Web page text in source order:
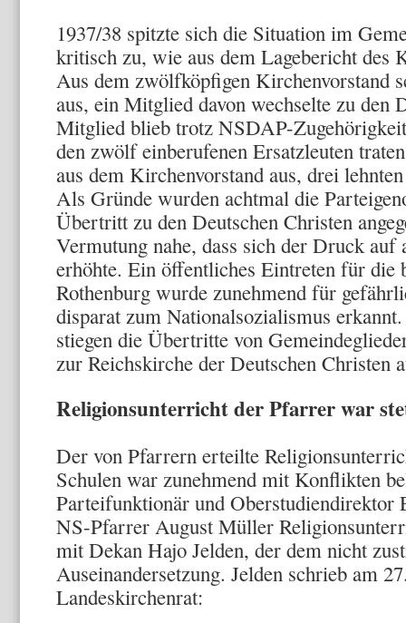
1937/38 spitzte sich die Situation im
kritisch zu, wie aus dem Lagebericht des
Aus dem zwölfköpfigen Kirchenvorstand
aus, ein Mitglied davon wechselte zu den
Mitglied blieb trotz NSDAP-
den zwölf einberufenen Ersatzleuten
aus dem Kirchenvorstand aus, drei
Als Gründe wurden achtmal die
Übertritt zu den Deutschen Christen
Vermutung nahe, dass sich der Druck
erhöhte. Ein öffentliches Eintreten für die
Rothenburg wurde zunehmend für
disparat zum Nationalsozialismus
stiegen die Übertritte von
zur Reichskirche der Deutschen Christen
Religionsunterricht der Pfarrer war
Der von Pfarrern erteilte
Schulen war zunehmend mit Konflikten
Parteifunktionär und Oberstudiendirektor
NS-Pfarrer August Müller
mit Dekan Hajo Jelden, der dem nicht
Auseinandersetzung. Jelden schrieb am
Landeskirchenrat: